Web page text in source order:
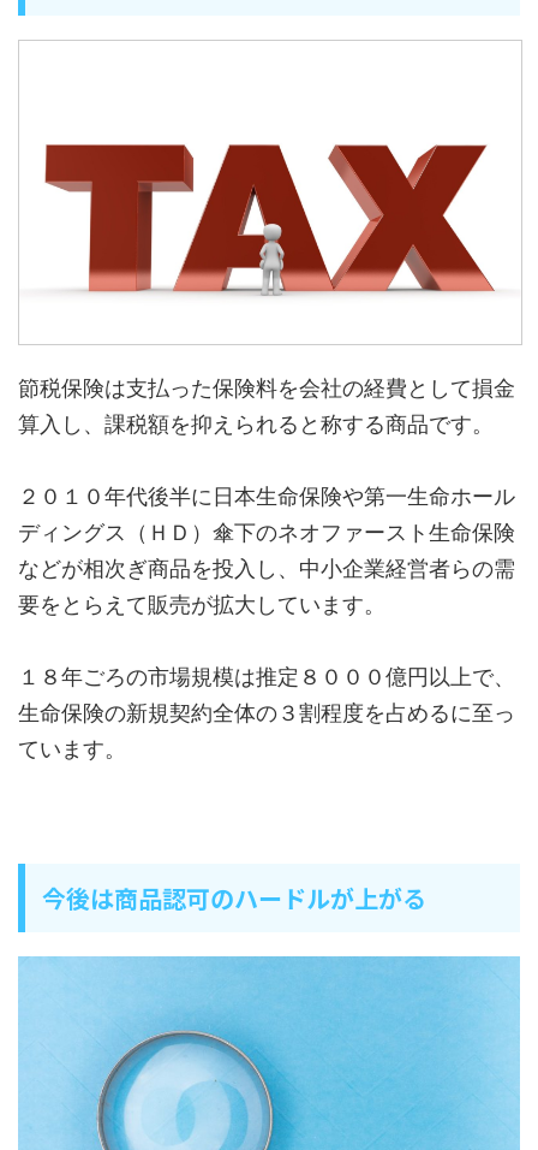
節税保険は支払った保険料を会社の経費として損金
算入し、課税額を抑えられると称する商品です。
２０１０年代後半に日本生命保険や第一生命ホール
ディングス（ＨＤ）傘下のネオファースト生命保険
などが相次ぎ商品を投入し、中小企業経営者らの需
要をとらえて販売が拡大しています。
１８年ごろの市場規模は推定８０００億円以上で、
生命保険の新規契約全体の３割程度を占めるに至っ
ています。
今後は商品認可のハードルが上がる